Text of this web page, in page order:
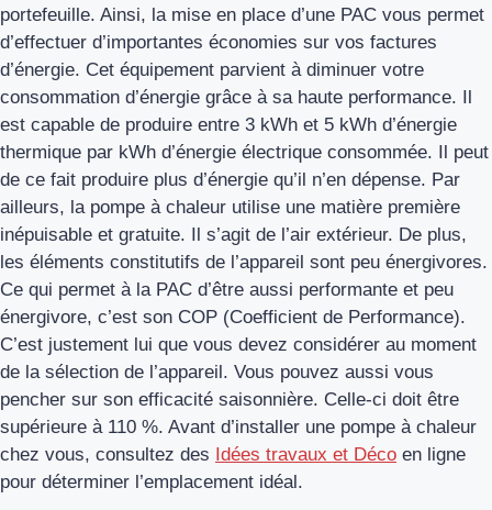
portefeuille. Ainsi, la mise en place d’une PAC vous permet
d’effectuer d’importantes économies sur vos factures
d’énergie. Cet équipement parvient à diminuer votre
consommation d’énergie grâce à sa haute performance. Il
est capable de produire entre 3 kWh et 5 kWh d’énergie
thermique par kWh d’énergie électrique consommée. Il peut
de ce fait produire plus d’énergie qu’il n’en dépense. Par
ailleurs, la pompe à chaleur utilise une matière première
inépuisable et gratuite. Il s’agit de l’air extérieur. De plus,
les éléments constitutifs de l’appareil sont peu énergivores.
Ce qui permet à la PAC d’être aussi performante et peu
énergivore, c’est son COP (Coefficient de Performance).
C’est justement lui que vous devez considérer au moment
de la sélection de l’appareil. Vous pouvez aussi vous
pencher sur son efficacité saisonnière. Celle-ci doit être
supérieure à 110 %. Avant d’installer une pompe à chaleur
chez vous, consultez des Idées travaux et Déco en ligne
pour déterminer l’emplacement idéal.